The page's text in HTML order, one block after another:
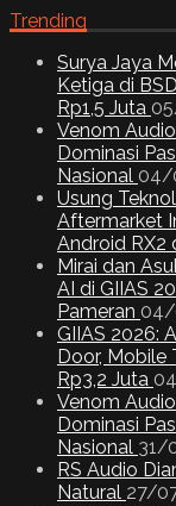
Trending
Surya Jaya
Ketiga di
Rp1,5 Juta
Venom
Dominasi
Nasional 04/
Usung
Aftermarket
Android RX2
Mirai dan
AI di GIIAS
Pameran
GIIAS 2026:
Door, Mobile
Rp3,2 Juta
Venom
Dominasi
Nasional 31/
RS Audio
Natural 27/